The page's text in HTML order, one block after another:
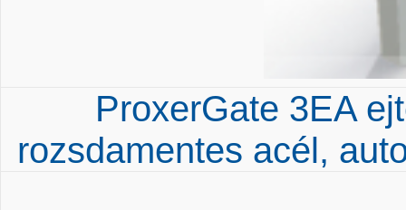
ProxerGate 3EA
rozsdamentes acél,